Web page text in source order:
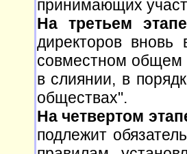
принимающих
На третьем этапе
директоров вновь
совместном общем
в слиянии, в
обществах".
На четвертом
подлежит